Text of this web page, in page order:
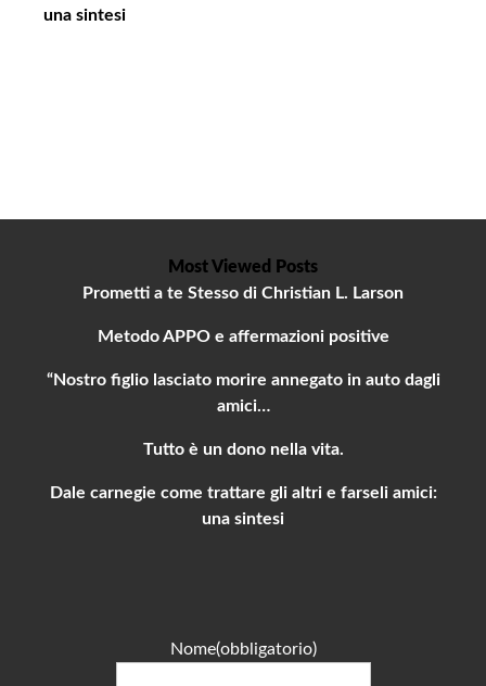
una sintesi
Most Viewed Posts
Prometti a te Stesso di Christian L. Larson
Metodo APPO e affermazioni positive
“Nostro figlio lasciato morire annegato in auto dagli
amici…
Tutto è un dono nella vita.
Dale carnegie come trattare gli altri e farseli amici:
una sintesi
Nome(obbligatorio)